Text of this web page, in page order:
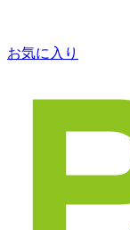
お気に入り